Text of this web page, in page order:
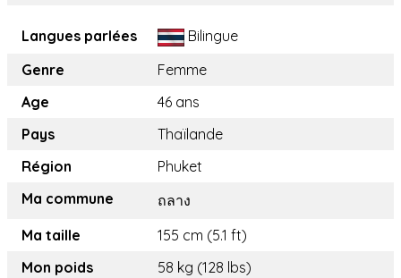
Langues parlées
Bilingue
Genre
Femme
Age
46 ans
Pays
Thaïlande
Région
Phuket
Ma commune
ถลาง
Ma taille
155 cm (5.1 ft)
Mon poids
58 kg (128 lbs)